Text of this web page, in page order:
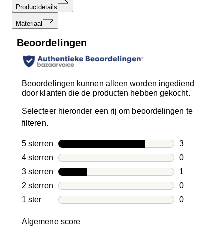
Productdetails
Materiaal
Beoordelingen
Beoordelingen kunnen alleen worden ingediend
door klanten die de producten hebben gekocht.
Selecteer hieronder een rij om beoordelingen te
filteren.
5 sterren sterren
3
3
4 sterren sterren
0
0
3 sterren sterren
1
1
2 sterren sterren
0
0
1 ster sterren
0
Algemene score